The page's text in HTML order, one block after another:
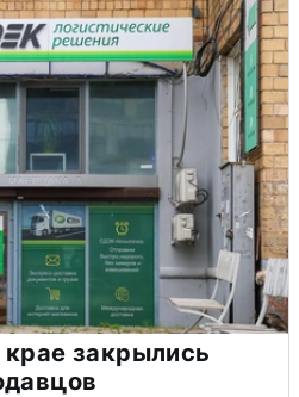
закрылись